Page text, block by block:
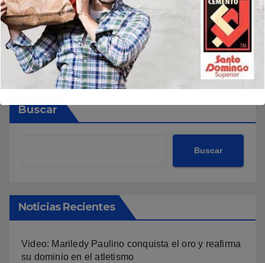
Buscar
Buscar
Noticias Recientes
Video: Mariledy Paulino conquista el oro y reafirma
su dominio en el atletismo